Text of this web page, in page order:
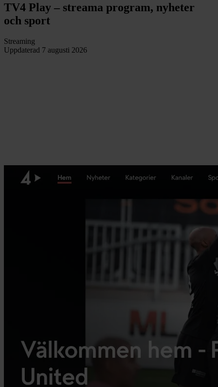
TV4 Play – streama program, nyheter
och sport
Streaming
Uppdaterad 7 augusti 2026